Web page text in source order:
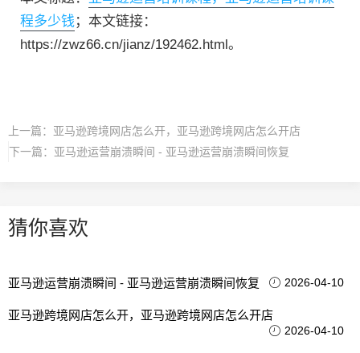
程多少钱；本文链接：
https://zwz66.cn/jianz/192462.html。
上一篇： 亚马逊跨境网店怎么开，亚马逊跨境网店怎么开店
下一篇： 亚马逊运营崩溃瞬间 - 亚马逊运营崩溃瞬间恢复
猜你喜欢
亚马逊运营崩溃瞬间 - 亚马逊运营崩溃瞬间恢复 2026-04-10
亚马逊跨境网店怎么开，亚马逊跨境网店怎么开店
2026-04-10